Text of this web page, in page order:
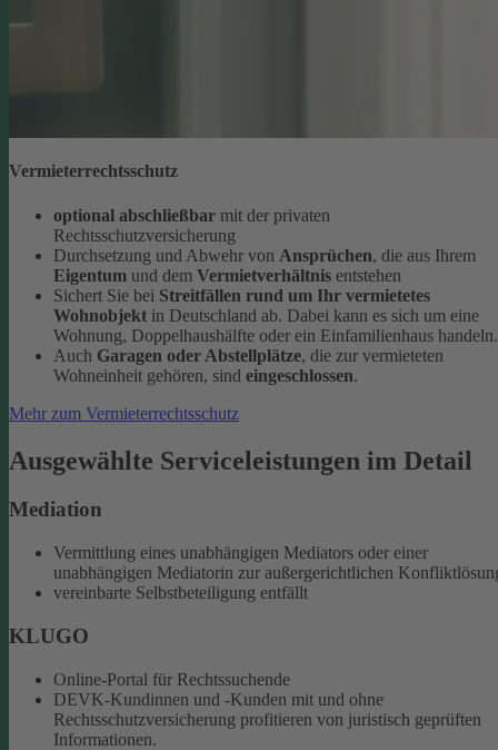
Vermieterrechtsschutz
optional abschließbar mit der privaten
Rechtsschutzversicherung
Durchsetzung und Abwehr von Ansprüchen, die aus Ihrem
Eigentum und dem Vermietverhältnis entstehen
Sichert Sie bei Streitfällen rund um Ihr vermietetes
Wohnobjekt in Deutschland ab. Dabei kann es sich um eine
Wohnung, Doppelhaushälfte oder ein Einfamilienhaus handeln.
Auch Garagen oder Abstellplätze, die zur vermieteten
Wohneinheit gehören, sind eingeschlossen.
Mehr zum Vermieterrechtsschutz
Ausgewählte Serviceleistungen im Detail
Mediation
Vermittlung eines unabhängigen Mediators oder einer
unabhängigen Mediatorin zur außergerichtlichen
vereinbarte Selbstbeteiligung entfällt
KLUGO
Online-Portal für Rechtssuchende
DEVK-Kundinnen und -Kunden mit und ohne
Rechtsschutzversicherung profitieren von juristisch geprüften
Informationen.